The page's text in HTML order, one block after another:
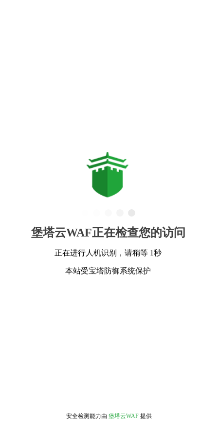
堡塔云WAF正在检查您的访问
正在进行人机识别，请稍等 1秒
本站受宝塔防御系统保护
安全检测能力由 堡塔云WAF 提供